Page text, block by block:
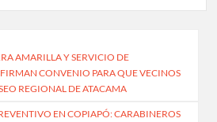
AMARILLA Y SERVICIO DE
CONVENIO PARA QUE VECINOS
REGIONAL DE ATACAMA
EN COPIAPÓ: CARABINEROS